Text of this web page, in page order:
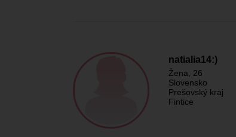
natialia14:)
Žena , 26
Slovensko
Prešovský kraj
Fintice